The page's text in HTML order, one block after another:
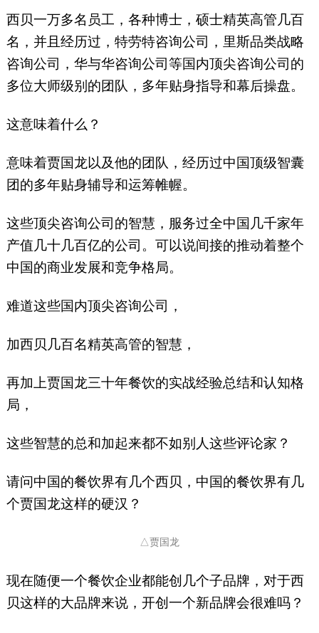
西贝一万多名员工，各种博士，硕士精英高管几百
名，并且经历过，特劳特咨询公司，里斯品类战略
咨询公司，华与华咨询公司等国内顶尖咨询公司的
多位大师级别的团队，多年贴身指导和幕后操盘。
这意味着什么？
意味着贾国龙以及他的团队，经历过中国顶级智囊
团的多年贴身辅导和运筹帷幄。
这些顶尖咨询公司的智慧，服务过全中国几千家年
产值几十几百亿的公司。可以说间接的推动着整个
中国的商业发展和竞争格局。
难道这些国内顶尖咨询公司，
加西贝几百名精英高管的智慧，
再加上贾国龙三十年餐饮的实战经验总结和认知格
局，
这些智慧的总和加起来都不如别人这些评论家？
请问中国的餐饮界有几个西贝，中国的餐饮界有几
个贾国龙这样的硬汉？
△贾国龙
现在随便一个餐饮企业都能创几个子品牌，对于西
贝这样的大品牌来说，开创一个新品牌会很难吗？